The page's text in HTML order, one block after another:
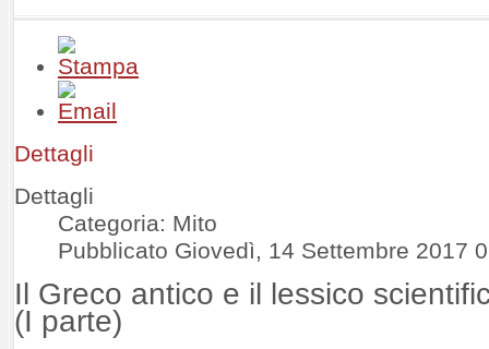
Dettagli
Dettagli
Categoria: Mito
Pubblicato Giovedì, 14 Settembre 2017
Il Greco antico e il lessico
(I parte)